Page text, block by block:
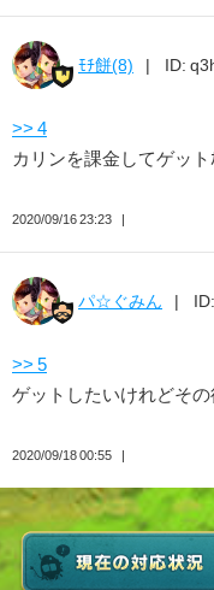
ﾓﾁ餅(8) ID:
>> 4
カリンを課金してゲッ
2020/09/16 23:23
パ☆ぐみん
>> 5
ゲットしたいけれどそ
2020/09/18 00:55